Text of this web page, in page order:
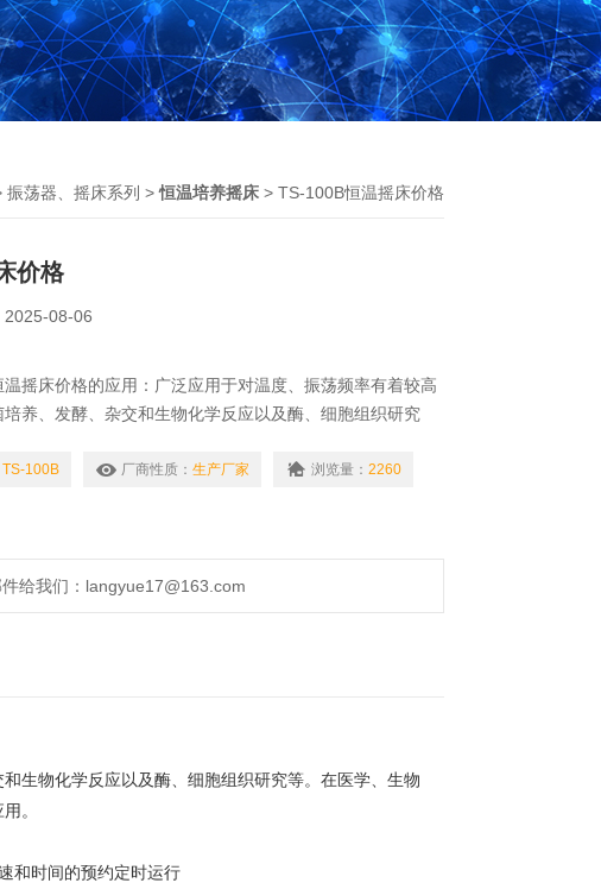
振荡器、摇床系列 >恒温培养摇床 > TS-100B恒温摇床价格
价格
2025-08-06
摇床价格的应用：广泛应用于对温度、振荡频率有着较高
培养、发酵、杂交和生物化学反应以及酶、细胞组织研究
应用。
TS-100B 厂商性质： 生产厂家 浏览量： 2260
给我们：langyue17@163.com
生物化学反应以及酶、细胞组织研究等。在医学、生物
。
和时间的预约定时运行